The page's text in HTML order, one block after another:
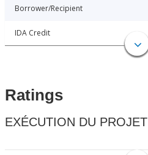
Borrower/Recipient
IDA Credit
Ratings
EXÉCUTION DU PROJET